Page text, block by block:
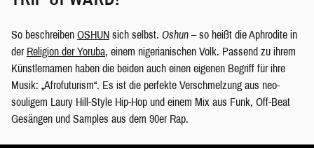
So beschreiben OSHUN sich selbst. Oshun – so heißt die Aphrodite in
der Religion der Yoruba, einem nigerianischen Volk. Passend zu ihrem
Künstlernamen haben die beiden auch einen eigenen Begriff für ihre
Musik: „Afrofuturism“. Es ist die perfekte Verschmelzung aus neo-
souligem Laury Hill-Style Hip-Hop und einem Mix aus Funk, Off-Beat
Gesängen und Samples aus dem 90er Rap.